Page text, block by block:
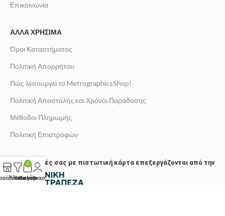
Επικοινωνία
ΆΛΛΑ ΧΡΉΣΙΜΑ
Όροι Καταστήματος
Πολιτική Απορρήτου
Πώς λειτουργεί το MetrographicsShop!
Πολιτική Αποστολής και Χρόνοι Παράδοσης
Μέθοδοι Πληρωμής
Πολιτική Επιστροφών
Οι πληρωμές σας με πιστωτική κάρτα επεξεργάζονται από την
Filters
0
Καλάθι
Λογαριασμός